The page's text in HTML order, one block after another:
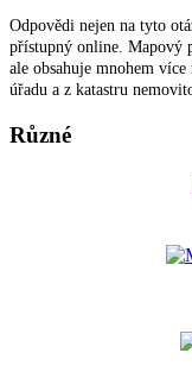
Odpovědi nejen na tyto
přístupný online. Mapový
ale obsahuje mnohem
úřadu a z katastru
Různé